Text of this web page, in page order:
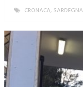
CRONACA, SARDEGNA